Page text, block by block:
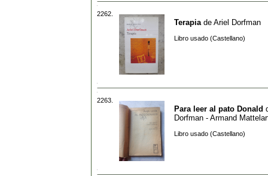
2262.
Terapia de Ariel Dorfman
Libro usado (Castellano)
2263.
Para leer al pato Donald
Dorfman - Armand
Libro usado (Castellano)